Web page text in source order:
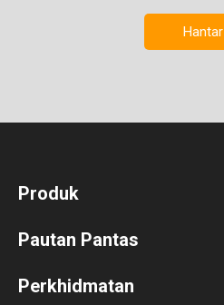
Hantar
Produk
Pautan Pantas
Perkhidmatan